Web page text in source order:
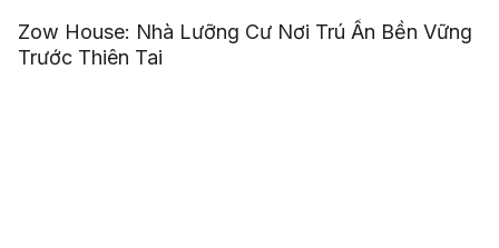
Zow House: Nhà Lưỡng Cư Nơi Trú Ẩn Bền Vững
Trước Thiên Tai